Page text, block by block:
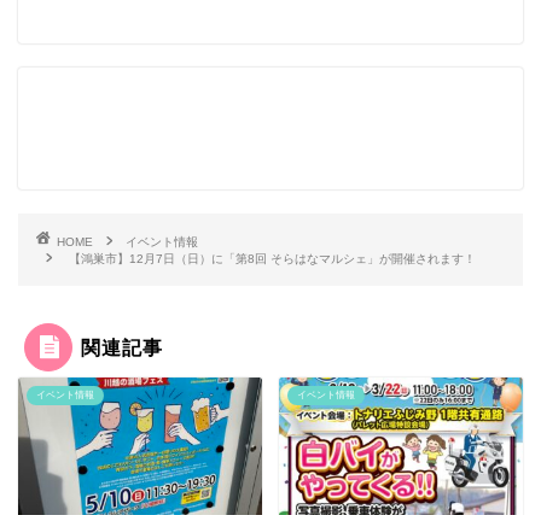
HOME
イベント情報
【鴻巣市】12月7日（日）に「第8回 そらはなマルシェ」が開催されます！
関連記事
イベント情報 イベント情報